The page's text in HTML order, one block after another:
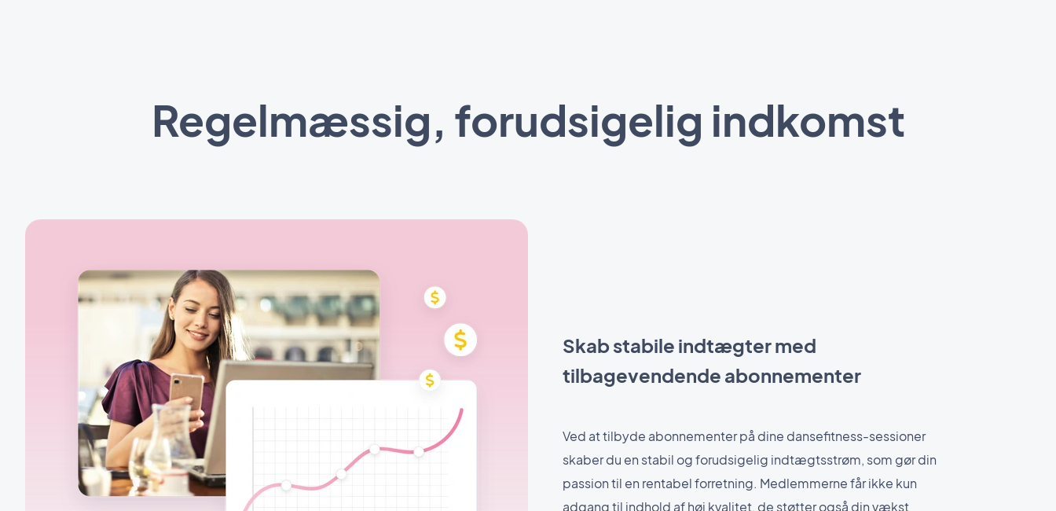
Regelmæssig, forudsigelig indkomst
Skab stabile indtægter med
tilbagevendende abonnementer
Ved at tilbyde abonnementer på dine dansefitness-sessioner
skaber du en stabil og forudsigelig indtægtsstrøm, som gør din
passion til en rentabel forretning. Medlemmerne får ikke kun
adgang til indhold af høj kvalitet, de støtter også din vækst